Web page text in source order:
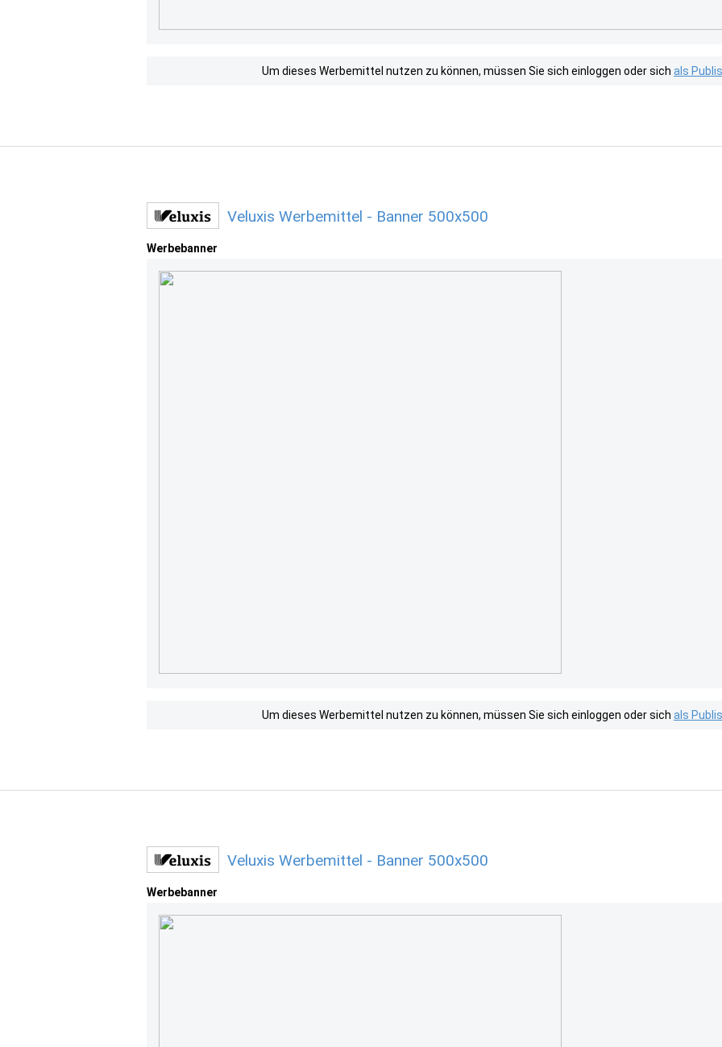
Um dieses Werbemittel nutzen zu können, müssen Sie sich einloggen oder sich als
Veluxis Werbemittel - Banner 500x500
Werbebanner
Um dieses Werbemittel nutzen zu können, müssen Sie sich einloggen oder sich als
Veluxis Werbemittel - Banner 500x500
Werbebanner